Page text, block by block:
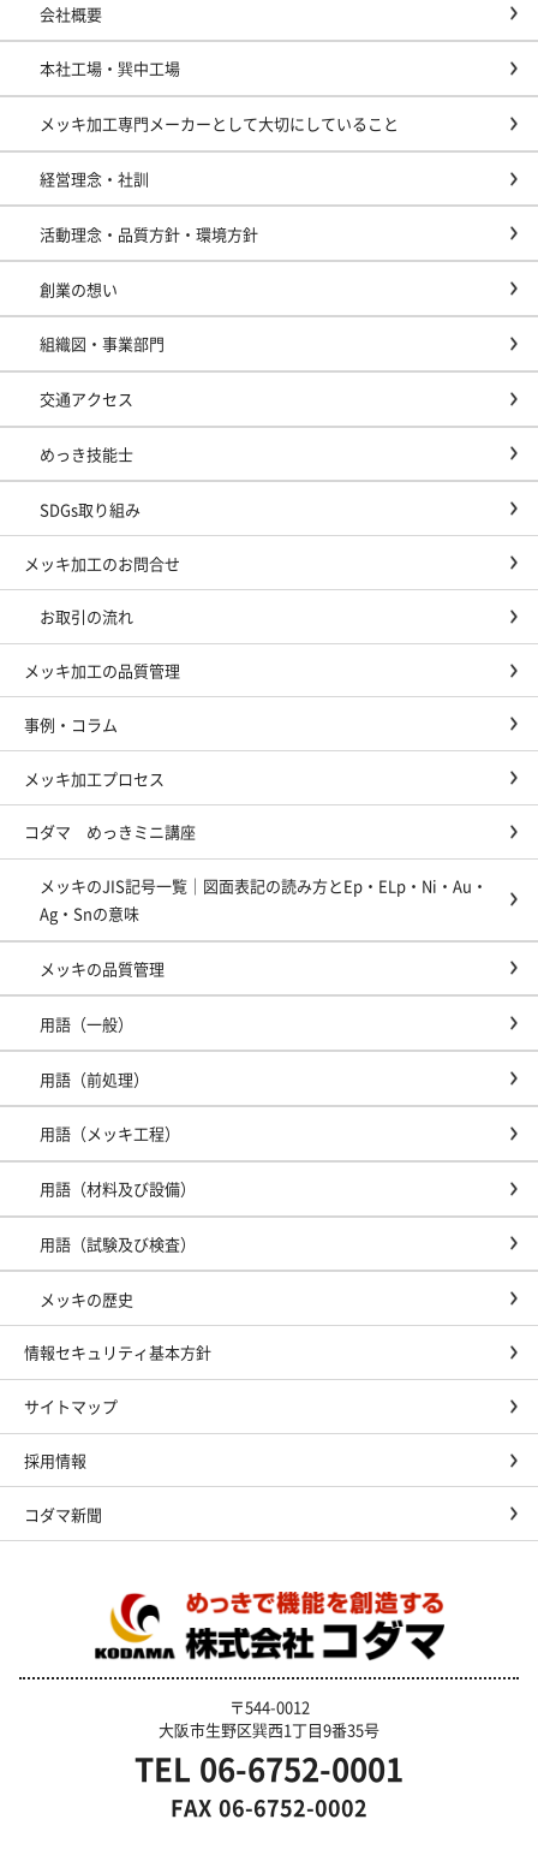
会社概要
本社工場・巽中工場
メッキ加工専門メーカーとして大切にしていること
経営理念・社訓
活動理念・品質方針・環境方針
創業の想い
組織図・事業部門
交通アクセス
めっき技能士
SDGs取り組み
メッキ加工のお問合せ
お取引の流れ
メッキ加工の品質管理
事例・コラム
メッキ加工プロセス
コダマ めっきミニ講座
メッキのJIS記号一覧｜図面表記の読み方とEp・ELp・Ni・Au・
Ag・Snの意味
メッキの品質管理
用語（一般）
用語（前処理）
用語（メッキ工程）
用語（材料及び設備）
用語（試験及び検査）
メッキの歴史
情報セキュリティ基本方針
サイトマップ
採用情報
コダマ新聞
〒544-0012
大阪市生野区巽西1丁目9番35号
TEL 06-6752-0001
FAX 06-6752-0002